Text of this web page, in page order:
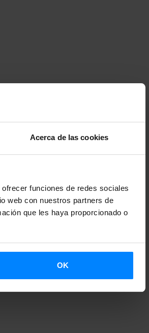
Acerca de las cookies
funciones de redes sociales
web con nuestros partners de
que les haya proporcionado o
OK